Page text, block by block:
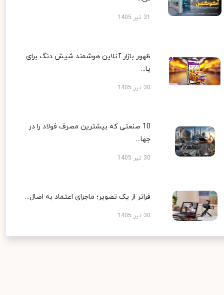
ظهور بازار آنلاین هوشمند شیش دنگ برای
پا...
30 تیر 1405
10 صنعتی که بیشترین مصرف فولاد را در
جها...
30 تیر 1405
فراتر از یک تصویر؛ ماجرای اعتماد به اصال...
30 تیر 1405